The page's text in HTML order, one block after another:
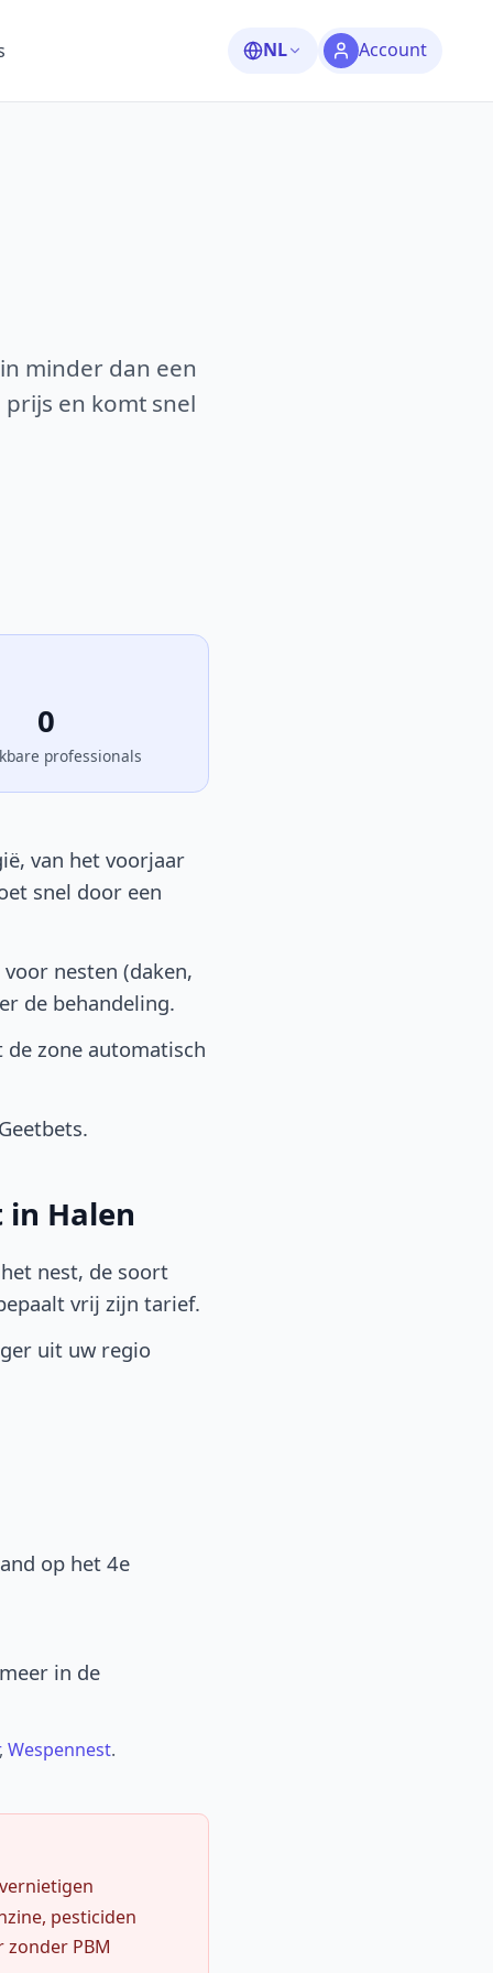
NL Account
minder dan een
en komt snel
0
professionals
van het voorjaar
snel door een
nesten (daken,
de behandeling.
zone automatisch
Halen
nest, de soort
vrij zijn tarief.
uit uw regio
op het 4e
in de
, Wespennest.
pesticiden
PBM